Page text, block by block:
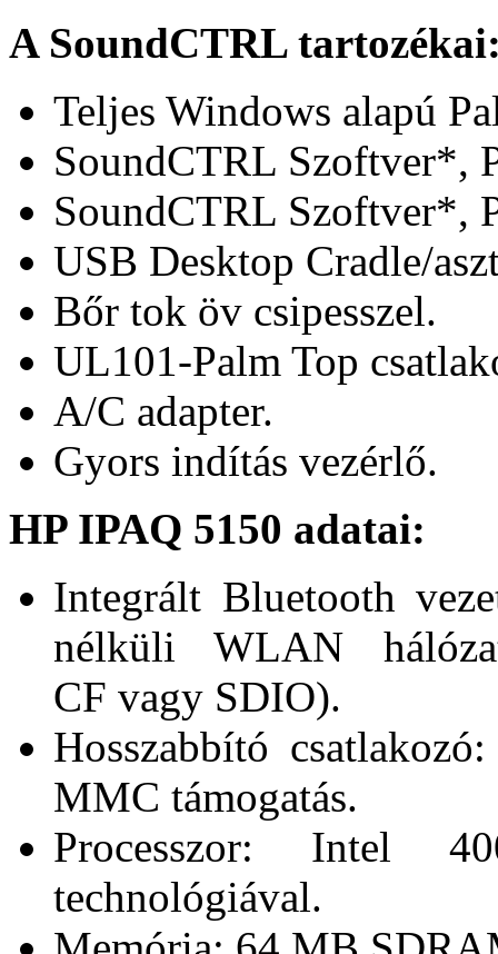
A SoundCTRL
Teljes Windows alapú
SoundCTRL Szoftver*,
SoundCTRL Szoftver*,
USB Desktop Cradle/
Bőr tok öv csipesszel.
UL101-Palm Top
A/C adapter.
Gyors indítás vezérlő.
HP IPAQ 5150 adatai:
Integrált Bluetooth
nélküli WLAN
CF vagy SDIO).
Hosszabbító
MMC támogatás.
Processzor: Intel
technológiával.